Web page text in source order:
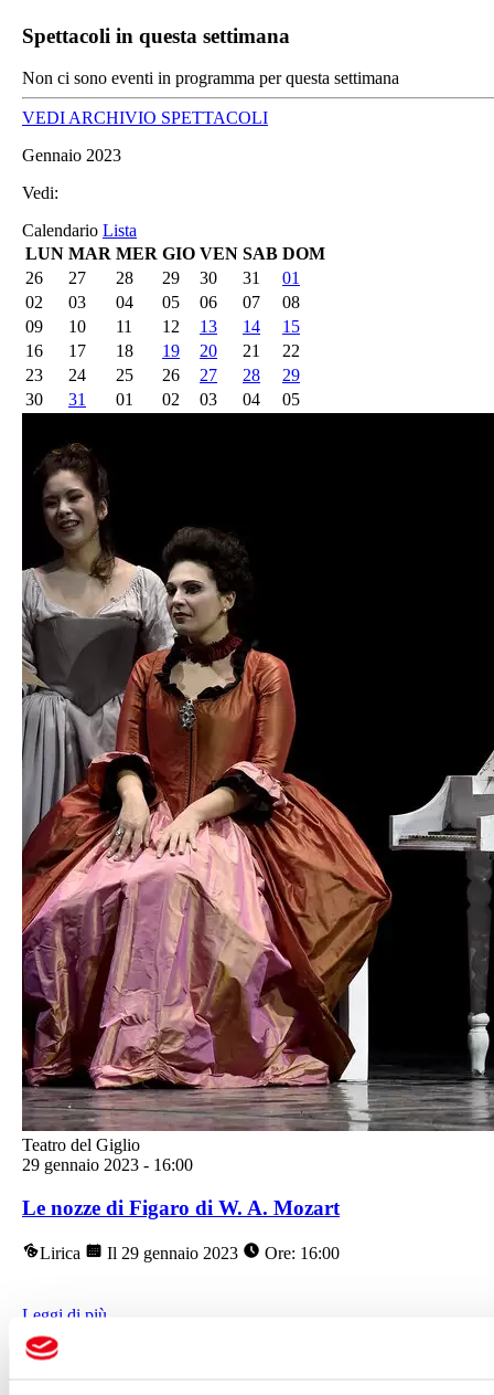
Spettacoli in questa settimana
Non ci sono eventi in programma per questa settimana
VEDI ARCHIVIO SPETTACOLI
Gennaio 2023
Vedi:
Calendario Lista
LUN MAR MER GIO VEN SAB DOM
26
27 28 29 30 31
01
02
03 04 05 06 07
08
09
10 11 12 13 14
15
16
17 18 19 20 21
22
23
24 25 26 27 28
29
30
31 01 02 03 04 05
Teatro del Giglio
29 gennaio 2023 - 16:00
Le nozze di Figaro di W. A. Mozart
Lirica Il 29 gennaio 2023 Ore: 16:00
Leggi di più
Segui tutte le novità